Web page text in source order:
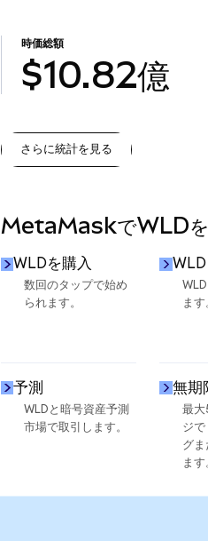
時価総額
$10.82億
さらに統計を見る
MetaMaskでWLDを
WLDを購入
数回のタップで始め
られます。
ます
予測
WLDと暗号資産予測
市場で取引します。
無期
最大
ジで
グま
ます